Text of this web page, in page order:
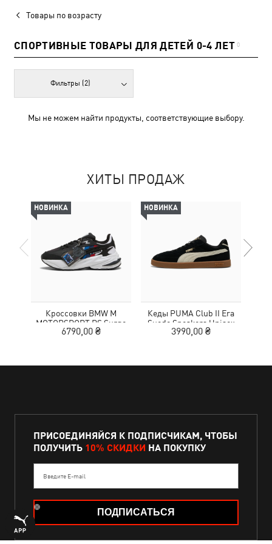
Товары по возрасту
СПОРТИВНЫЕ ТОВАРЫ ДЛЯ ДЕТЕЙ 0-4 ЛЕТ 0
Фильтры (2)
Мы не можем найти продукты, соответствующие выбору.
ХИТЫ ПРОДАЖ
НОВИНКА
Кроссовки BMW M
MOTORSPORT RS Surge
Sneakers Unisex
6790,00 ₴
НОВИНКА
Кеды PUMA Club II Era
Suede Sneakers Unisex
3990,00 ₴
ПРИСОЕДИНЯЙСЯ К ПОДПИСЧИКАМ, ЧТОБЫ
ПОЛУЧИТЬ 10% СКИДКИ НА ПОКУПКУ
Введите E-mail
ПОДПИСАТЬСЯ